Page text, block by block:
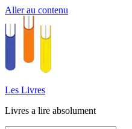
Aller au contenu
Les Livres
Livres a lire absolument